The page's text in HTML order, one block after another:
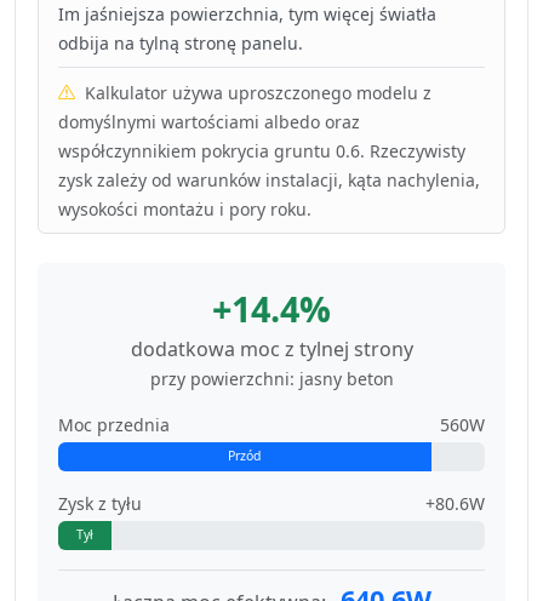
Im jaśniejsza powierzchnia, tym więcej światła
odbija na tylną stronę panelu.
Kalkulator używa uproszczonego modelu z
domyślnymi wartościami albedo oraz
współczynnikiem pokrycia gruntu 0.6. Rzeczywisty
zysk zależy od warunków instalacji, kąta nachylenia,
wysokości montażu i pory roku.
+14.4%
dodatkowa moc z tylnej strony
przy powierzchni: jasny beton
Moc przednia
560W
Przód
Zysk z tyłu +80.6W
Tył